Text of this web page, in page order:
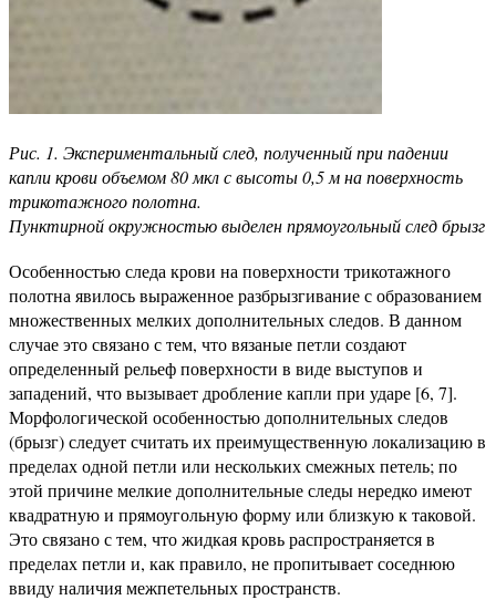
Рис. 1. Экспериментальный след, полученный при падении
капли крови объемом 80 мкл с высоты 0,5 м на поверхность
трикотажного полотна.
Пунктирной окружностью выделен прямоугольный след брызг
Особенностью следа крови на поверхности трикотажного
полотна явилось выраженное разбрызгивание с образованием
множественных мелких дополнительных следов. В данном
случае это связано с тем, что вязаные петли создают
определенный рельеф поверхности в виде выступов и
западений, что вызывает дробление капли при ударе [6, 7].
Морфологической особенностью дополнительных следов
(брызг) следует считать их преимущественную локализацию в
пределах одной петли или нескольких смежных петель; по
этой причине мелкие дополнительные следы нередко имеют
квадратную и прямоугольную форму или близкую к таковой.
Это связано с тем, что жидкая кровь распространяется в
пределах петли и, как правило, не пропитывает соседнюю
ввиду наличия межпетельных пространств.